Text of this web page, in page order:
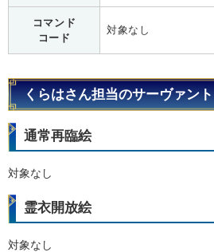
コマンド
コード
対象なし
くらはさん担当のサーヴァント
通常再臨絵
対象なし
霊衣開放絵
対象なし